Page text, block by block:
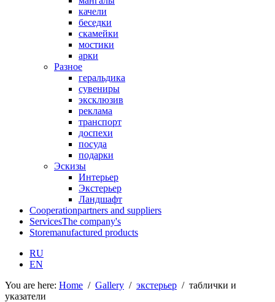
качели
беседки
скамейки
мостики
арки
Разное
геральдика
сувениры
эксклюзив
реклама
транспорт
доспехи
посуда
подарки
Эскизы
Интерьер
Экстерьер
Ландшафт
Cooperationpartners and suppliers
ServicesThe company's
Storemanufactured products
RU
EN
You are here: Home / Gallery / экстерьер / таблички и
указатели